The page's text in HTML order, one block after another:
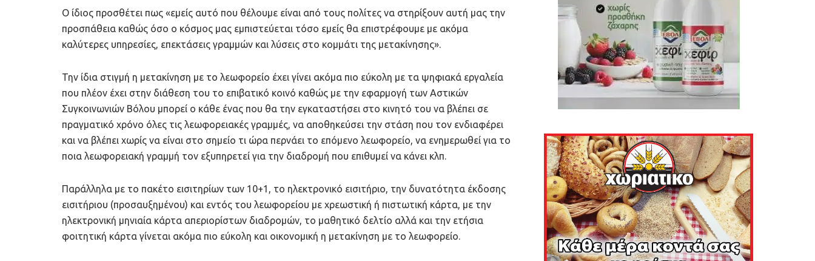
Ο ίδιος προσθέτει πως «εμείς αυτό που θέλουμε είναι από τους πολίτες να στηρίξουν αυτή μας την
προσπάθεια καθώς όσο ο κόσμος μας εμπιστεύεται τόσο εμείς θα επιστρέφουμε με ακόμα
καλύτερες υπηρεσίες, επεκτάσεις γραμμών και λύσεις στο κομμάτι της μετακίνησης».
Την ίδια στιγμή η μετακίνηση με το λεωφορείο έχει γίνει ακόμα πιο εύκολη με τα ψηφιακά εργαλεία
που πλέον έχει στην διάθεση του το επιβατικό κοινό καθώς με την εφαρμογή των Αστικών
Συγκοινωνιών Βόλου μπορεί ο κάθε ένας που θα την εγκαταστήσει στο κινητό του να βλέπει σε
πραγματικό χρόνο όλες τις λεωφορειακές γραμμές, να αποθηκεύσει την στάση που τον ενδιαφέρει
και να βλέπει χωρίς να είναι στο σημείο τι ώρα περνάει το επόμενο λεωφορείο, να ενημερωθεί για το
ποια λεωφορειακή γραμμή τον εξυπηρετεί για την διαδρομή που επιθυμεί να κάνει κλπ.
Παράλληλα με το πακέτο εισιτηρίων των 10+1, το ηλεκτρονικό εισιτήριο, την δυνατότητα έκδοσης
εισιτήριου (προσαυξημένου) και εντός του λεωφορείου με χρεωστική ή πιστωτική κάρτα, με την
ηλεκτρονική μηνιαία κάρτα απεριορίστων διαδρομών, το μαθητικό δελτίο αλλά και την ετήσια
φοιτητική κάρτα γίνεται ακόμα πιο εύκολη και οικονομική η μετακίνηση με το λεωφορείο.